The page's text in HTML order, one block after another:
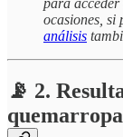
para acceder
ocasiones, si
análisis
📡 2.